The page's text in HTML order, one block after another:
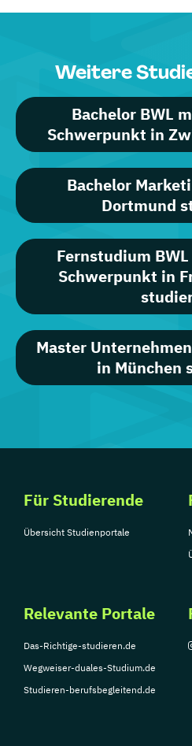
Weitere
Bachelor BWL
Schwerpunkt in
Bachelor
Dortmund
Fernstudium
Schwerpunkt in
Master
in München
Für Studierende
Übersicht Studienportale
Relevante Portale
Das-Richtige-studieren.de
Wegweiser-duales-Studium.de
Studieren-berufsbegleitend.de